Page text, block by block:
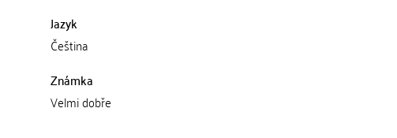
Jazyk
Čeština
Známka
Velmi dobře